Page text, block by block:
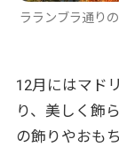
スペイン
世
美食
まとめ：
ラランブラ通り
12月にはマド
り、美しく飾
の飾りやおも